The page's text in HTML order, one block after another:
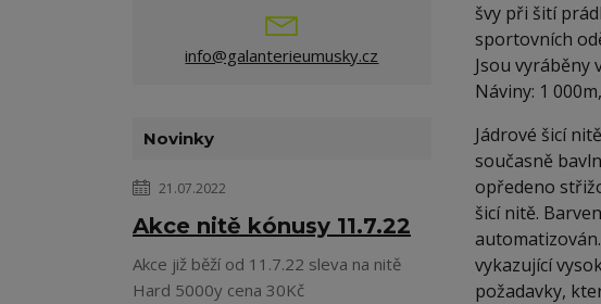
švy při šití
sportovních
Jsou vyráběny
Náviny: 1
Jádrové šicí nitě
současně
opředeno
šicí nitě.
vykazující
požadavky,
info@galanterieumusky.cz
Novinky
21.07.2022
Akce nitě kónusy 11.7.22
Akce již běží od 11.7.22 sleva na nitě
Hard 5000y cena 30Kč